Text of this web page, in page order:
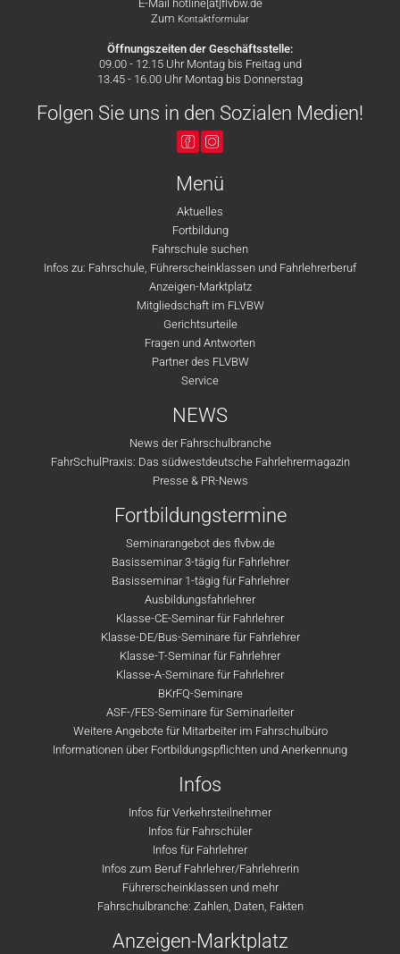
E-Mail hotline[at]flvbw.de
Zum Kontaktformular
Öffnungszeiten der Geschäftsstelle:
09.00 - 12.15 Uhr Montag bis Freitag und
13.45 - 16.00 Uhr Montag bis Donnerstag
Folgen Sie uns in den Sozialen Medien!
Menü
Aktuelles
Fortbildung
Fahrschule suchen
Infos zu: Fahrschule, Führerscheinklassen und Fahrlehrerberuf
Anzeigen-Marktplatz
Mitgliedschaft im FLVBW
Gerichtsurteile
Fragen und Antworten
Partner des FLVBW
Service
NEWS
News der Fahrschulbranche
FahrSchulPraxis: Das südwestdeutsche Fahrlehrermagazin
Presse & PR-News
Fortbildungstermine
Seminarangebot des flvbw.de
Basisseminar 3-tägig für Fahrlehrer
Basisseminar 1-tägig für Fahrlehrer
Ausbildungsfahrlehrer
Klasse-CE-Seminar für Fahrlehrer
Klasse-DE/Bus-Seminare für Fahrlehrer
Klasse-T-Seminar für Fahrlehrer
Klasse-A-Seminare für Fahrlehrer
BKrFQ-Seminare
ASF-/FES-Seminare für Seminarleiter
Weitere Angebote für Mitarbeiter im Fahrschulbüro
Informationen über Fortbildungspflichten und Anerkennung
Infos
Infos für Verkehrsteilnehmer
Infos für Fahrschüler
Infos für Fahrlehrer
Infos zum Beruf Fahrlehrer/Fahrlehrerin
Führerscheinklassen und mehr
Fahrschulbranche: Zahlen, Daten, Fakten
Anzeigen-Marktplatz